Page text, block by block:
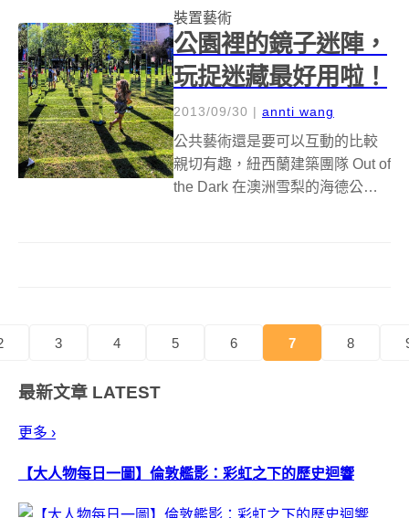
間房子不只是黑壓壓一片，還是
不透...
裝置藝術
公園裡的鏡子迷陣，
玩捉迷藏最好用啦！
2013/09/30 | annti wang
公共藝術還是要可以互動的比較
親切有趣，紐西蘭建築團隊 Out of
the Dark 在澳洲雪梨的海德公園
3 4 5 6 7 8
最新文章 LATEST
更多 ›
【大人物每日一圖】倫敦艦影：彩虹之下的歷史迴響